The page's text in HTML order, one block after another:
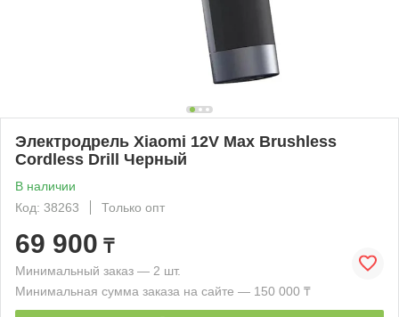
Электродрель Xiaomi 12V Max Brushless
Cordless Drill Черный
В наличии
Код: 38263
Только опт
69 900 ₸
Минимальный заказ — 2 шт.
Минимальная сумма заказа на сайте — 150 000 ₸